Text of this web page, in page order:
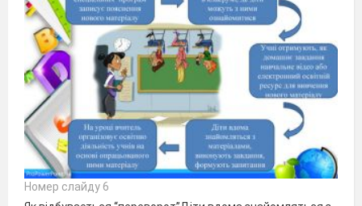
Номер слайду 6